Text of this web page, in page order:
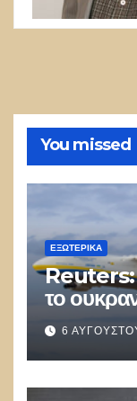
You missed
ΕΞΩΤΕΡΙΚΑ
Reuters:
το
στο
Λειψία»
6